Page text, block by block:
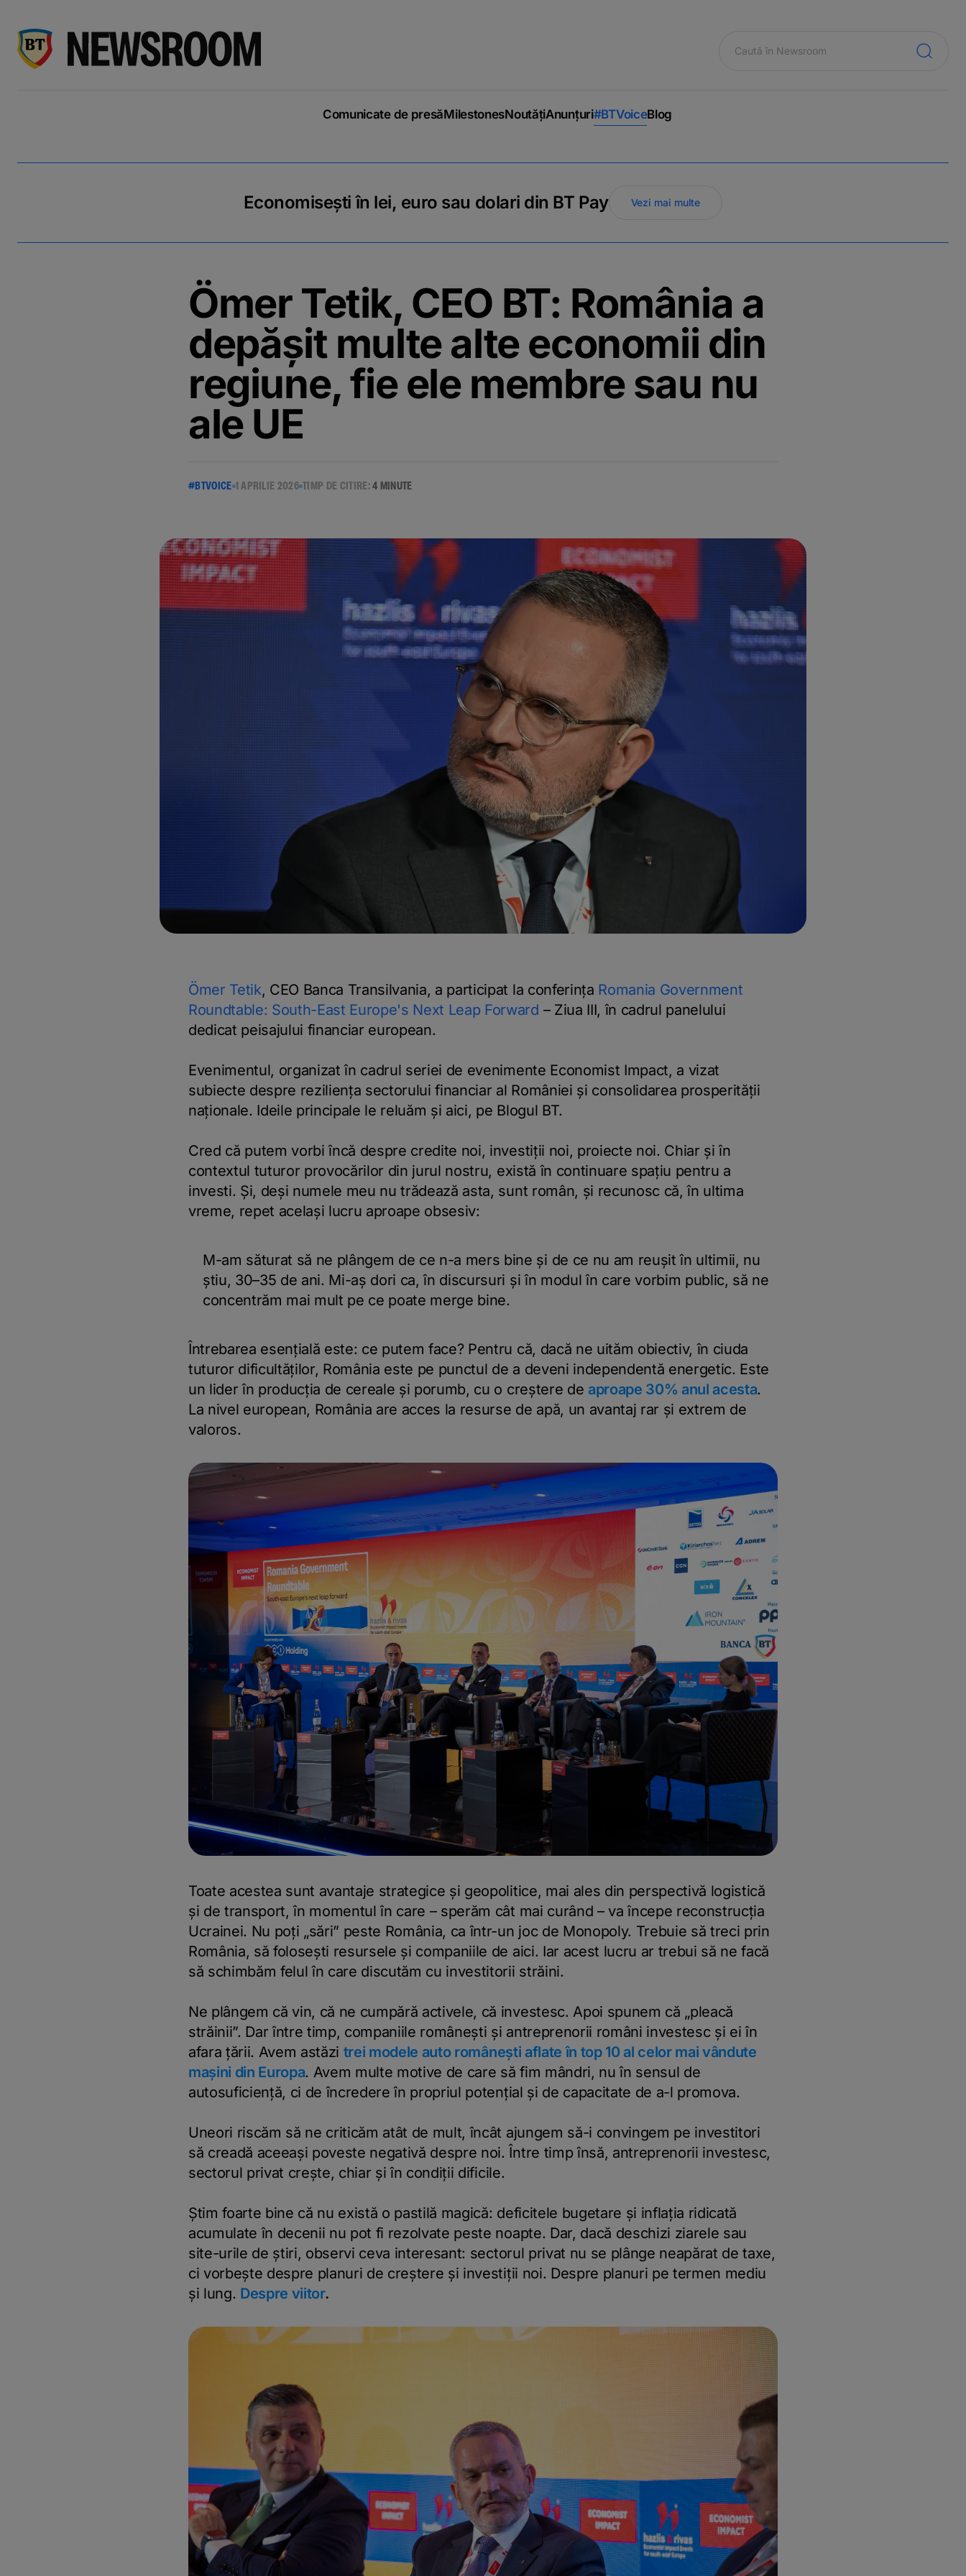
Comunicate de presăMilestonesNoutățiAnunțuri#BTVoiceBlog
Economisești în lei, euro sau dolari din BT Pay Vezi mai multe
Ömer Tetik, CEO BT: România a
depășit multe alte economii din
regiune, fie ele membre sau nu
ale UE
#BTVOICE 1 APRILIE 2026 TIMP DE CITIRE:4 MINUTE
Ömer Tetik, CEO Banca Transilvania, a participat la conferința Romania Government
Roundtable: South-East Europe's Next Leap Forward – Ziua III, în cadrul panelului
dedicat peisajului financiar european.
Evenimentul, organizat în cadrul seriei de evenimente Economist Impact, a vizat
subiecte despre reziliența sectorului financiar al României și consolidarea prosperității
naționale. Ideile principale le reluăm și aici, pe Blogul BT.
Cred că putem vorbi încă despre credite noi, investiții noi, proiecte noi. Chiar și în
contextul tuturor provocărilor din jurul nostru, există în continuare spațiu pentru a
investi. Și, deși numele meu nu trădează asta, sunt român, și recunosc că, în ultima
vreme, repet același lucru aproape obsesiv:
M-am săturat să ne plângem de ce n-a mers bine și de ce nu am reușit în ultimii, nu
știu, 30–35 de ani. Mi-aș dori ca, în discursuri și în modul în care vorbim public, să ne
concentrăm mai mult pe ce poate merge bine.
Întrebarea esențială este: ce putem face? Pentru că, dacă ne uităm obiectiv, în ciuda
tuturor dificultăților, România este pe punctul de a deveni independentă energetic. Este
un lider în producția de cereale și porumb, cu o creștere de aproape 30% anul acesta.
La nivel european, România are acces la resurse de apă, un avantaj rar și extrem de
valoros.
Toate acestea sunt avantaje strategice și geopolitice, mai ales din perspectivă logistică
și de transport, în momentul în care – sperăm cât mai curând – va începe reconstrucția
Ucrainei. Nu poți „sări” peste România, ca într-un joc de Monopoly. Trebuie să treci prin
România, să folosești resursele și companiile de aici. Iar acest lucru ar trebui să ne facă
să schimbăm felul în care discutăm cu investitorii străini.
Ne plângem că vin, că ne cumpără activele, că investesc. Apoi spunem că „pleacă
străinii”. Dar între timp, companiile românești și antreprenorii români investesc și ei în
afara țării. Avem astăzi trei modele auto românești aflate în top 10 al celor mai vândute
mașini din Europa. Avem multe motive de care să fim mândri, nu în sensul de
autosuficiență, ci de încredere în propriul potențial și de capacitate de a-l promova.
Uneori riscăm să ne criticăm atât de mult, încât ajungem să-i convingem pe investitori
să creadă aceeași poveste negativă despre noi. Între timp însă, antreprenorii investesc,
sectorul privat crește, chiar și în condiții dificile.
Știm foarte bine că nu există o pastilă magică: deficitele bugetare și inflația ridicată
acumulate în decenii nu pot fi rezolvate peste noapte. Dar, dacă deschizi ziarele sau
site-urile de știri, observi ceva interesant: sectorul privat nu se plânge neapărat de taxe,
ci vorbește despre planuri de creștere și investiții noi. Despre planuri pe termen mediu
și lung. Despre viitor.